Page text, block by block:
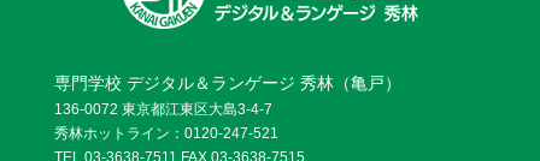
専門学校 デジタル＆ランゲージ 秀林（亀戸）
136-0072 東京都江東区大島3-4-7
秀林ホットライン：0120-247-521
TEL.03-3638-7511 FAX.03-3638-7515